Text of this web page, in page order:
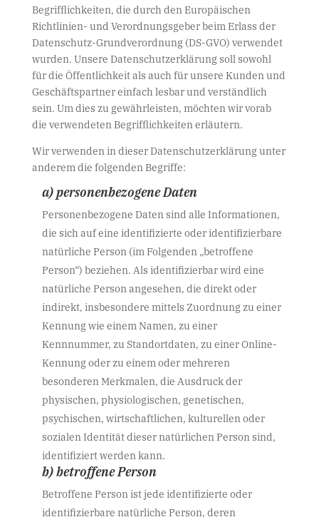
Begrifflichkeiten, die durch den Europäischen
Richtlinien- und Verordnungsgeber beim Erlass der
Datenschutz-Grundverordnung (DS-GVO) verwendet
wurden. Unsere Datenschutzerklärung soll sowohl
für die Öffentlichkeit als auch für unsere Kunden und
Geschäftspartner einfach lesbar und verständlich
sein. Um dies zu gewährleisten, möchten wir vorab
die verwendeten Begrifflichkeiten erläutern.
Wir verwenden in dieser Datenschutzerklärung unter
anderem die folgenden Begriffe:
a) personenbezogene Daten
Personenbezogene Daten sind alle Informationen,
die sich auf eine identifizierte oder identifizierbare
natürliche Person (im Folgenden „betroffene
Person“) beziehen. Als identifizierbar wird eine
natürliche Person angesehen, die direkt oder
indirekt, insbesondere mittels Zuordnung zu einer
Kennung wie einem Namen, zu einer
Kennnummer, zu Standortdaten, zu einer Online-
Kennung oder zu einem oder mehreren
besonderen Merkmalen, die Ausdruck der
physischen, physiologischen, genetischen,
psychischen, wirtschaftlichen, kulturellen oder
sozialen Identität dieser natürlichen Person sind,
identifiziert werden kann.
b) betroffene Person
Betroffene Person ist jede identifizierte oder
identifizierbare natürliche Person, deren